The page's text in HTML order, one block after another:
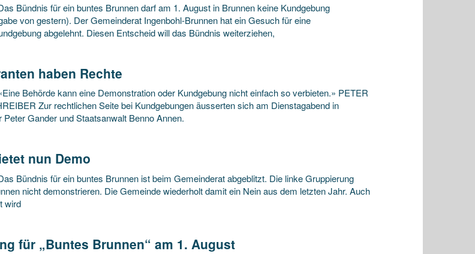
Bündnis für ein buntes Brunnen darf am 1. August in Brunnen keine Kundgebung
von gestern). Der Gemeinderat Ingenbohl-Brunnen hat ein Gesuch für eine
abgelehnt. Diesen Entscheid will das Bündnis weiterziehen,
haben Rechte
Behörde kann eine Demonstration oder Kundgebung nicht einfach so verbieten.» PETER
Zur rechtlichen Seite bei Kundgebungen äusserten sich am Dienstagabend in
Gander und Staatsanwalt Benno Annen.
nun Demo
Bündnis für ein buntes Brunnen ist beim Gemeinderat abgeblitzt. Die linke Gruppierung
nicht demonstrieren. Die Gemeinde wiederholt damit ein Nein aus dem letzten Jahr. Auch
wird
für „Buntes Brunnen“ am 1. August